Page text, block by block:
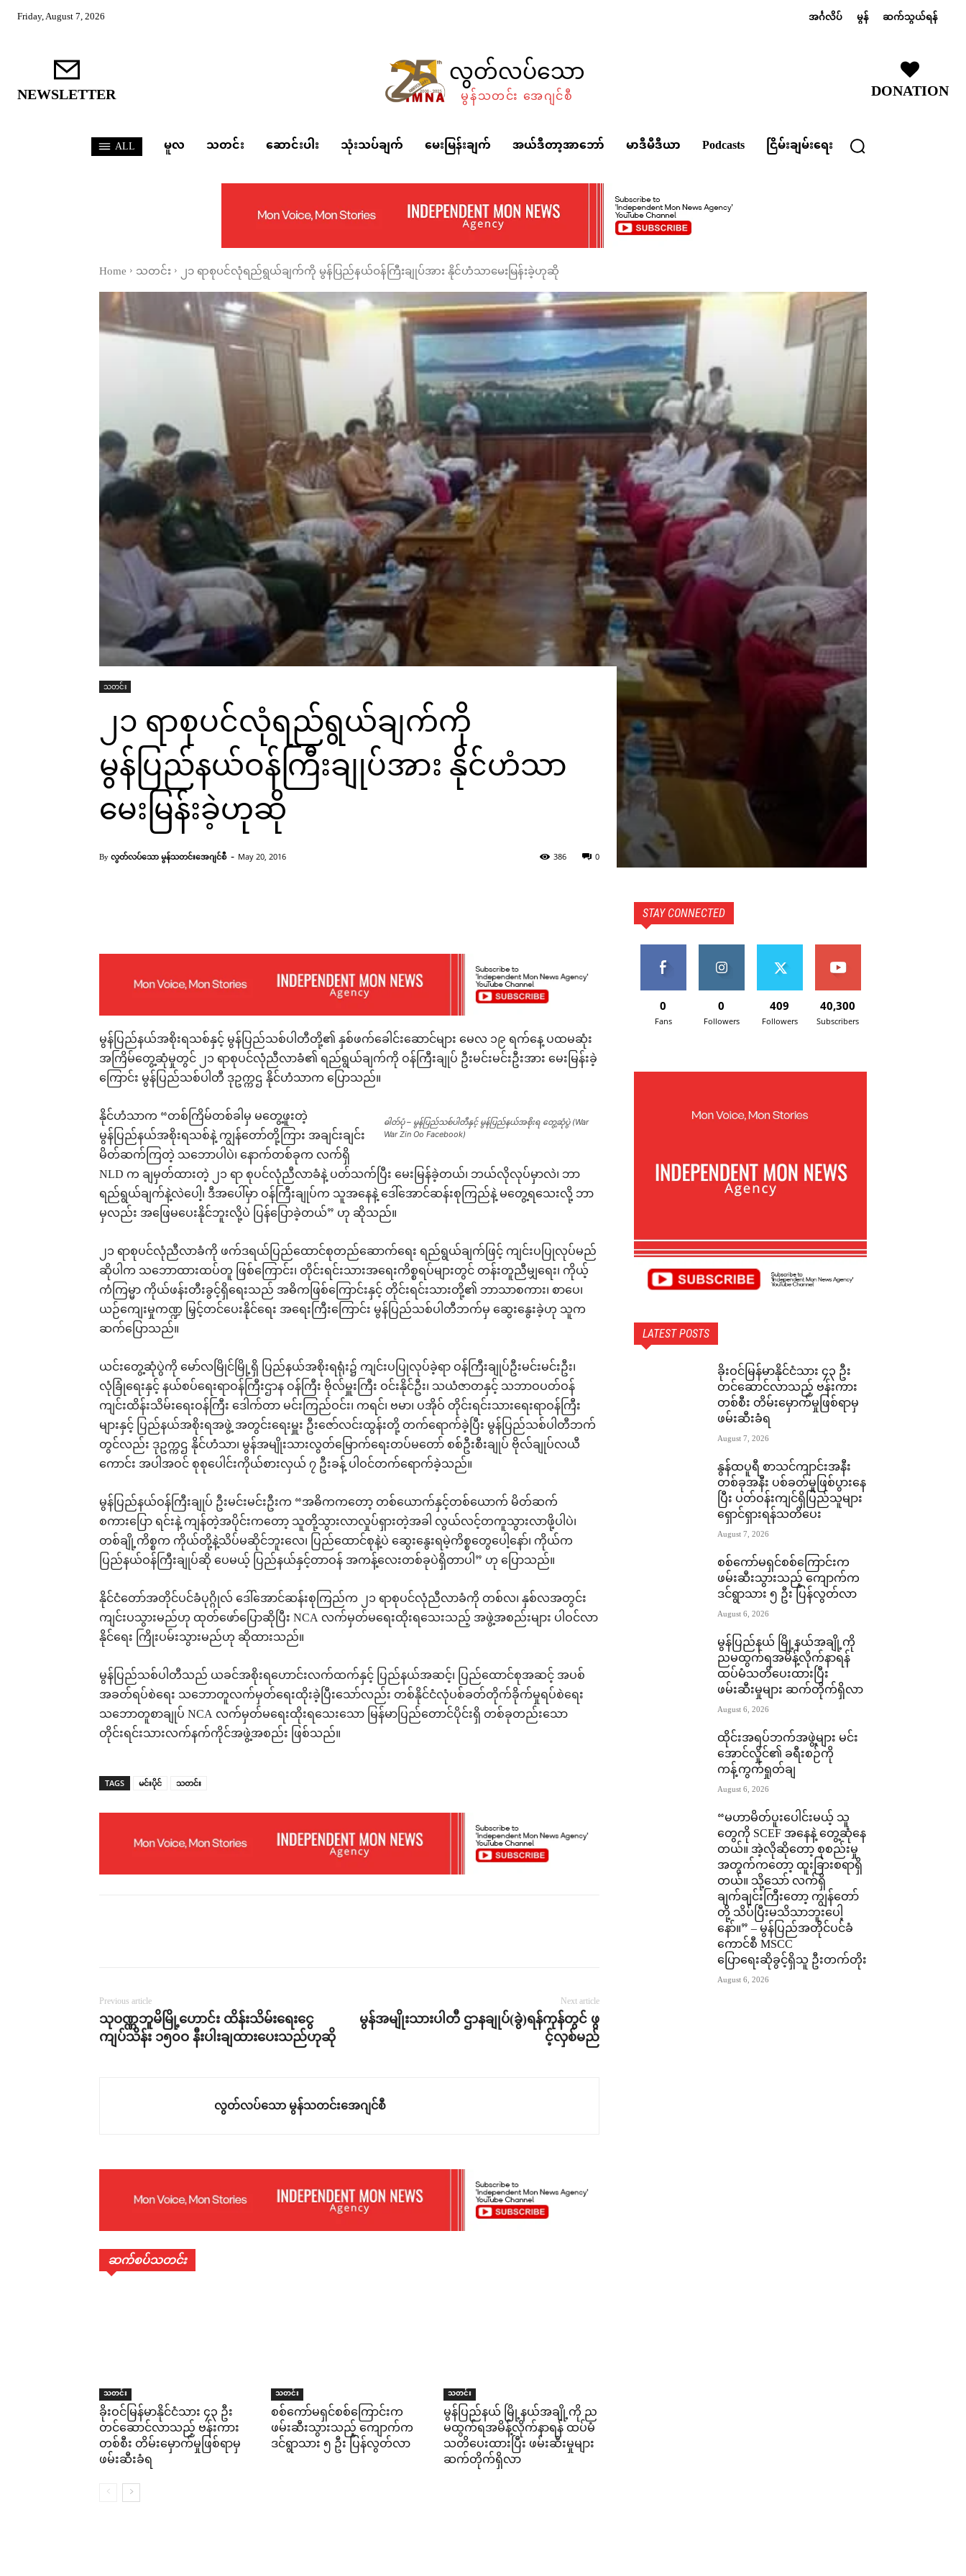
Friday, August 7, 2026 အင်္ဂလိပ် မွန် ဆက်သွယ်ရန်
NEWSLETTER လွတ်လပ်သော
မွန်သတင်း အေဂျင်စီ DONATION
ALL မူလ သတင်း ဆောင်းပါး သုံးသပ်ချက် မေးမြန်းချက် အယ်ဒီတာ့အာဘော် မာဒီမီဒီယာ Podcasts ငြိမ်းချမ်းရေး
Home သတင်း ၂၁ ရာစုပင်လုံရည်ရွယ်ချက်ကို မွန်ပြည်နယ်ဝန်ကြီးချုပ်အား နိုင်ဟံသာမေးမြန်းခဲ့ဟုဆို
သတင်း
၂၁ ရာစုပင်လုံရည်ရွယ်ချက်ကို
မွန်ပြည်နယ်ဝန်ကြီးချုပ်အား နိုင်ဟံသာ
မေးမြန်းခဲ့ဟုဆို
By လွတ်လပ်သော မွန်သတင်းအေဂျင်စီ - May 20, 2016 0
386
မွန်ပြည်နယ်အစိုးရသစ်နှင့် မွန်ပြည်သစ်ပါတီတို့၏ နှစ်ဖက်ခေါင်းဆောင်များ မေလ ၁၉ ရက်နေ့ ပထမဆုံး
အကြိမ်တွေ့ဆုံမှုတွင် ၂၁ ရာစုပင်လုံညီလာခံ၏ ရည်ရွယ်ချက်ကို ဝန်ကြီးချုပ် ဦးမင်းမင်းဦးအား မေးမြန်းခဲ့
ကြောင်း မွန်ပြည်သစ်ပါတီ ဒုဥက္ကဌ နိုင်ဟံသာက ပြောသည်။
ဓါတ်ပုံ – မွန်ပြည်သစ်ပါတီနှင့် မွန်ပြည်နယ်အစိုးရ တွေ့ဆုံပွဲ (War
War Zin Oo Facebook)
နိုင်ဟံသာက “တစ်ကြိမ်တစ်ခါမှ မတွေ့ဖူးတဲ့
မွန်ပြည်နယ်အစိုးရသစ်နဲ့ ကျွန်တော်တို့ကြား အချင်းချင်း
မိတ်ဆက်ကြတဲ့ သဘောပါပဲ၊ နောက်တစ်ခုက လက်ရှိ
NLD က ချမှတ်ထားတဲ့ ၂၁ ရာ စုပင်လုံညီလာခံနဲ့ ပတ်သက်ပြီး မေးမြန်ခဲ့တယ်၊ ဘယ်လိုလုပ်မှာလဲ၊ ဘာ
ရည်ရွယ်ချက်နဲ့လဲပေါ့၊ ဒီအပေါ်မှာ ဝန်ကြီးချုပ်က သူအနေနဲ့ ဒေါ်အောင်ဆန်းစုကြည်နဲ့ မတွေ့ရသေးလို့ ဘာ
မှလည်း အဖြေမပေးနိုင်ဘူးလို့ပဲ ပြန်ပြောခဲ့တယ်” ဟု ဆိုသည်။
၂၁ ရာစုပင်လုံညီလာခံကို ဖက်ဒရယ်ပြည်ထောင်စုတည်ဆောက်ရေး ရည်ရွယ်ချက်ဖြင့် ကျင်းပပြုလုပ်မည်
ဆိုပါက သဘောထားထပ်တူ ဖြစ်ကြောင်း၊ တိုင်းရင်းသားအရေးကိစ္စရပ်များတွင် တန်းတူညီမျှရေး၊ ကိုယ့်
ကံကြမ္မာ ကိုယ်ဖန်းတီးခွင့်ရှိရေးသည် အဓိကဖြစ်ကြောင်းနှင့် တိုင်းရင်းသားတို့၏ ဘာသာစကား၊ စာပေ၊
ယဉ်ကျေးမှုကဏ္ဍ မြှင့်တင်ပေးနိုင်ရေး အရေးကြီးကြောင်း မွန်ပြည်သစ်ပါတီဘက်မှ ဆွေးနွေးခဲ့ဟု သူက
ဆက်ပြောသည်။
ယင်းတွေ့ဆုံပွဲကို မော်လမြိုင်မြို့ရှိ ပြည်နယ်အစိုးရရုံး၌ ကျင်းပပြုလုပ်ခဲ့ရာ ဝန်ကြီးချုပ်ဦးမင်းမင်းဦး၊
လုံခြုံရေးနှင့် နယ်စပ်ရေးရာဝန်ကြီးဌာန ဝန်ကြီး ဗိုလ်မှူးကြီး ဝင်းနိုင်ဦး၊ သယံဇာတနှင့် သဘာဝပတ်ဝန်
ကျင်းထိန်းသိမ်းရေးဝန်ကြီး ဒေါက်တာ မင်းကြည်ဝင်း၊ ကရင်၊ ဗမာ၊ ပအိုဝ် တိုင်းရင်းသားရေးရာဝန်ကြီး
များနှင့် ပြည်နယ်အစိုးရအဖွဲ့ အတွင်းရေးမှူး ဦးဇော်လင်းထွန်းတို့ တက်ရောက်ခဲ့ပြီး မွန်ပြည်သစ်ပါတီဘက်
တွင်လည်း ဒုဥက္ကဌ နိုင်ဟံသာ၊ မွန်အမျိုးသားလွတ်မြောက်ရေးတပ်မတော် စစ်ဦးစီးချုပ် ဗိုလ်ချုပ်လယီ
ကောင်း အပါအဝင် စုစုပေါင်းကိုယ်စားလှယ် ၇ ဦးခန့် ပါဝင်တက်ရောက်ခဲ့သည်။
မွန်ပြည်နယ်ဝန်ကြီးချုပ် ဦးမင်းမင်းဦးက “အဓိကကတော့ တစ်ယောက်နှင့်တစ်ယောက် မိတ်ဆက်
စကားပြော ရင်းနဲ့ ကျန်တဲ့အပိုင်းကတော့ သူတို့သွားလာလှုပ်ရှားတဲ့အခါ လွယ်လင့်တကူသွားလာဖို့ပါပဲ၊
တစ်ချို့ကိစ္စက ကိုယ်တို့နဲ့သိပ်မဆိုင်ဘူးလေ၊ ပြည်ထောင်စုနဲ့ပဲ ဆွေးနွေးရမဲ့ကိစ္စတွေပေါ့နော်၊ ကိုယ်က
ပြည်နယ်ဝန်ကြီးချုပ်ဆို ပေမယ့် ပြည်နယ်နှင့်တာဝန် အကန့်လေးတစ်ခုပဲရှိတာပါ” ဟု ပြောသည်။
နိုင်ငံတော်အတိုင်ပင်ခံပုဂ္ဂိုလ် ဒေါ်အောင်ဆန်းစုကြည်က ၂၁ ရာစုပင်လုံညီလာခံကို တစ်လ၊ နှစ်လအတွင်း
ကျင်းပသွားမည်ဟု ထုတ်ဖော်ပြောဆိုပြီး NCA လက်မှတ်မရေးထိုးရသေးသည့် အဖွဲ့အစည်းများ ပါဝင်လာ
နိုင်ရေး ကြိုးပမ်းသွားမည်ဟု ဆိုထားသည်။
မွန်ပြည်သစ်ပါတီသည် ယခင်အစိုးရဟောင်းလက်ထက်နှင့် ပြည်နယ်အဆင့်၊ ပြည်ထောင်စုအဆင့် အပစ်
အခတ်ရပ်စဲရေး သဘောတူလက်မှတ်ရေးထိုးခဲ့ပြီးသော်လည်း တစ်နိုင်ငံလုံပစ်ခတ်တိုက်ခိုက်မှုရပ်စဲရေး
သဘောတူစာချုပ် NCA လက်မှတ်မရေးထိုးရသေးသော မြန်မာပြည်တောင်ပိုင်းရှိ တစ်ခုတည်းသော
တိုင်းရင်းသားလက်နက်ကိုင်အဖွဲ့အစည်း ဖြစ်သည်။
TAGS မင်းပိုင် သတင်း
Previous article
သုဝဏ္ဏဘူမိမြို့ဟောင်း ထိန်းသိမ်းရေးငွေ
ကျပ်သိန်း ၁၅၀ဝ နီးပါးချထားပေးသည်ဟုဆို
Next article
မွန်အမျိုးသားပါတီ ဌာနချုပ်(ခွဲ)ရန်ကုန်တွင် ဖွ
င့်လှစ်မည်
လွတ်လပ်သော မွန်သတင်းအေဂျင်စီ
ဆက်စပ်သတင်း
သတင်း
ခိုးဝင်မြန်မာနိုင်ငံသား ၄၃ ဦး
တင်ဆောင်လာသည့် ဗန်းကား
တစ်စီး တိမ်းမှောက်မှုဖြစ်ရာမှ
ဖမ်းဆီးခံရ
သတင်း
စစ်ကော်မရှင်စစ်ကြောင်းက
ဖမ်းဆီးသွားသည့် ကျောက်က
ဒင်ရွာသား ၅ ဦး ပြန်လွတ်လာ
သတင်း
မွန်ပြည်နယ် မြို့နယ်အချို့ကို ည
မထွက်ရအမိန့်လိုက်နာရန် ထပ်မံ
သတိပေးထားပြီး ဖမ်းဆီးမှုများ
ဆက်တိုက်ရှိလာ
STAY CONNECTED
0
Fans
0
Followers
409
Followers
40,300
Subscribers
LATEST POSTS
ခိုးဝင်မြန်မာနိုင်ငံသား ၄၃ ဦး
တင်ဆောင်လာသည့် ဗန်းကား
တစ်စီး တိမ်းမှောက်မှုဖြစ်ရာမှ
ဖမ်းဆီးခံရ
August 7, 2026
နွန်ထပူရီ စာသင်ကျာင်းအနီး
တစ်ခုအနီး ပစ်ခတ်မှုဖြစ်ပွားနေ
ပြီး ပတ်ဝန်းကျင်ရှိပြည်သူများ
ရှောင်ရှားရန်သတိပေး
August 7, 2026
စစ်ကော်မရှင်စစ်ကြောင်းက
ဖမ်းဆီးသွားသည့် ကျောက်က
ဒင်ရွာသား ၅ ဦး ပြန်လွတ်လာ
August 6, 2026
မွန်ပြည်နယ် မြို့နယ်အချို့ကို
ညမထွက်ရအမိန့်လိုက်နာရန်
ထပ်မံသတိပေးထားပြီး
ဖမ်းဆီးမှုများ ဆက်တိုက်ရှိလာ
August 6, 2026
ထိုင်းအရပ်ဘက်အဖွဲ့များ မင်း
အောင်လှိုင်၏ ခရီးစဉ်ကို
ကန့်ကွက်ရှုတ်ချ
August 6, 2026
“မဟာမိတ်ပူးပေါင်းမယ့် သူ
တွေကို SCEF အနေနဲ့ တွေ့ဆုံနေ
တယ်။ အဲ့လိုဆိုတော့ စုစည်းမှု
အတွက်ကတော့ ထူးခြားစရာရှိ
တယ်။ သို့သော် လက်ရှိ
ချက်ချင်းကြီးတော့ ကျွန်တော်
တို့ သိပ်ပြီးမသိသာဘူးပေါ့
နော်။” – မွန်ပြည်အတိုင်ပင်ခံ
ကောင်စီ MSCC
ပြောရေးဆိုခွင့်ရှိသူ ဦးတက်တိုး
August 6, 2026